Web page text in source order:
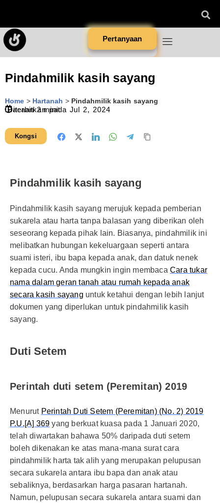
Pertanyaan
Pindahmilik kasih sayang
Home > Hartanah > Pindahmilik kasih sayang
Diterbitkan pada Jul 2, 2024
Bacaan2 minit
Kongsi
Pindahmilik kasih sayang
Pindahmilik kasih sayang merujuk kepada pemberian
sukarela atau harta tanpa balasan yang diberikan oleh
seseorang kepada pihak lain. Biasanya, pindahmilik ini
melibatkan hubungan kekeluargaan seperti antara
suami isteri, ibu bapa kepada anak, dan datuk nenek
kepada cucu. Anda mungkin ingin membacaCara tukar
nama dalam geran tanah atau rumah kepada anak
secara kasih sayang untuk ketahui dengan lebih lanjut
dokumen yang diperlukan untuk pindahmilik kasih
sayang.
Duti Setem
Perintah duti setem (Peremitan) 2019
Menurut Perintah Duti Setem (Peremitan) (No. 2) 2019
P.U.[A] 369 yang berkuat kuasa pada 1 Januari 2020,
telah diwartakan bahawa 50% daripada duti setem
boleh dikenakan ke atas mana-mana surat cara
pindahmilik harta tak alih yang merupakan pelupusan
secara sukarela antara ibu bapa dan anak atau
sebaliknya, berdasarkan harga pasaran hartanah.
Namun, pelupusan secara sukarela antara suami dan